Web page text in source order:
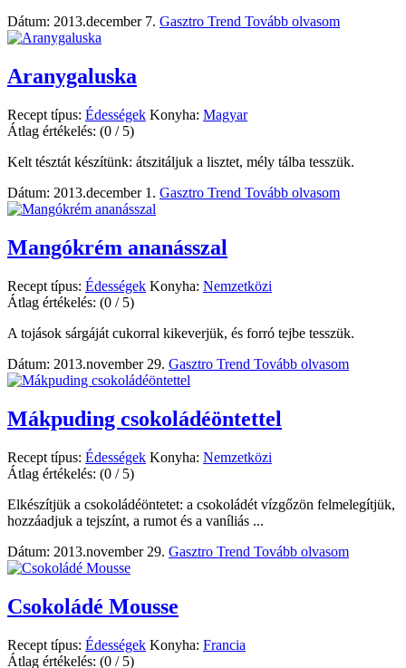
Dátum: 2013.december 7. Gasztro Trend Tovább olvasom
Aranygaluska
Recept típus: Édességek Konyha: Magyar
Átlag értékelés: (0 / 5)
Kelt tésztát készítünk: átszitáljuk a lisztet, mély tálba tesszük.
Dátum: 2013.december 1. Gasztro Trend Tovább olvasom
Mangókrém ananásszal
Recept típus: Édességek Konyha: Nemzetközi
Átlag értékelés: (0 / 5)
A tojások sárgáját cukorral kikeverjük, és forró tejbe tesszük.
Dátum: 2013.november 29. Gasztro Trend Tovább olvasom
Mákpuding csokoládéöntettel
Recept típus: Édességek Konyha: Nemzetközi
Átlag értékelés: (0 / 5)
Elkészítjük a csokoládéöntetet: a csokoládét vízgőzön felmelegítjük,
hozzáadjuk a tejszínt, a rumot és a vaníliás ...
Dátum: 2013.november 29. Gasztro Trend Tovább olvasom
Csokoládé Mousse
Recept típus: Édességek Konyha: Francia
Átlag értékelés: (0 / 5)